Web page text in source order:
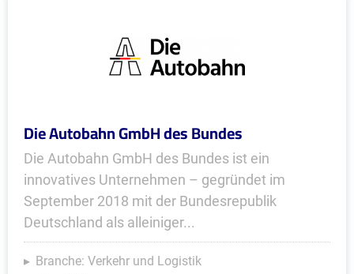
Die Autobahn GmbH des Bundes
Die Autobahn GmbH des Bundes ist ein
innovatives Unternehmen – gegründet im
September 2018 mit der Bundesrepublik
Deutschland als alleiniger...
Branche: Verkehr und Logistik